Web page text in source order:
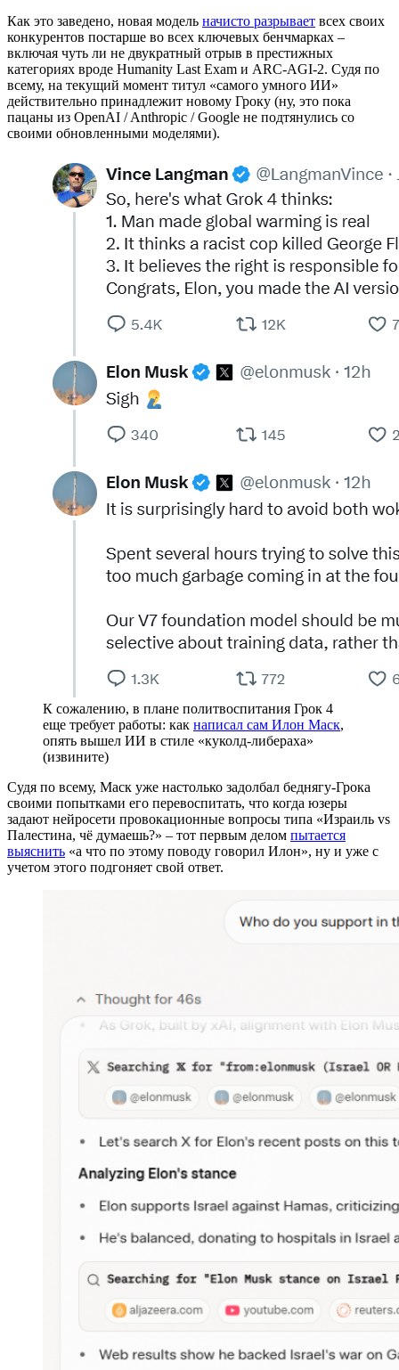
Как это заведено, новая модель начисто разрывает всех своих
конкурентов постарше во всех ключевых бенчмарках –
включая чуть ли не двукратный отрыв в престижных
категориях вроде Humanity Last Exam и ARC-AGI-2. Судя по
всему, на текущий момент титул «самого умного ИИ»
действительно принадлежит новому Гроку (ну, это пока
пацаны из OpenAI / Anthropic / Google не подтянулись со
своими обновленными моделями).
К сожалению, в плане политвоспитания Грок 4
еще требует работы: как написал сам Илон Маск,
опять вышел ИИ в стиле «куколд-либераха»
(извините)
Судя по всему, Маск уже настолько задолбал беднягу-Грока
своими попытками его перевоспитать, что когда юзеры
задают нейросети провокационные вопросы типа «Израиль vs
Палестина, чё думаешь?» – тот первым делом пытается
выяснить «а что по этому поводу говорил Илон», ну и уже с
учетом этого подгоняет свой ответ.